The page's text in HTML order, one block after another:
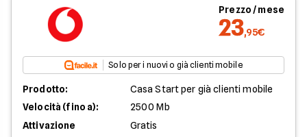
Prezzo / mese
23,95€
Solo per i nuovi o già clienti mobile
Prodotto:
Casa Start per già clienti mobile
Velocità (fino a):
2500 Mb
Attivazione
Gratis